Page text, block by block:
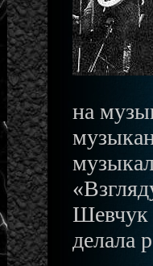
на
Шевчук
делала